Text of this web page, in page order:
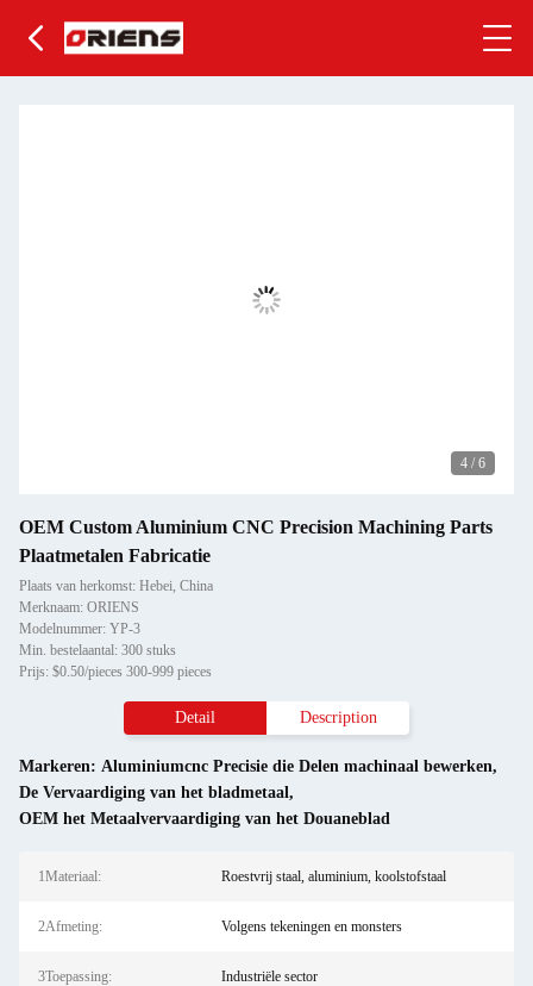
4 / 6
OEM Custom Aluminium CNC Precision Machining Parts
Plaatmetalen Fabricatie
Plaats van herkomst: Hebei, China
Merknaam: ORIENS
Modelnummer: YP-3
Min. bestelaantal: 300 stuks
Prijs: $0.50/pieces 300-999 pieces
Detail Description
Markeren: Aluminiumcnc Precisie die Delen machinaal bewerken,
De Vervaardiging van het bladmetaal,
OEM het Metaalvervaardiging van het Douaneblad
1Materiaal: Roestvrij staal, aluminium, koolstofstaal
2Afmeting: Volgens tekeningen en monsters
3Toepassing: Industriële sector